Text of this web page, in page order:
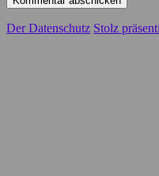
Der Datenschutz Stolz